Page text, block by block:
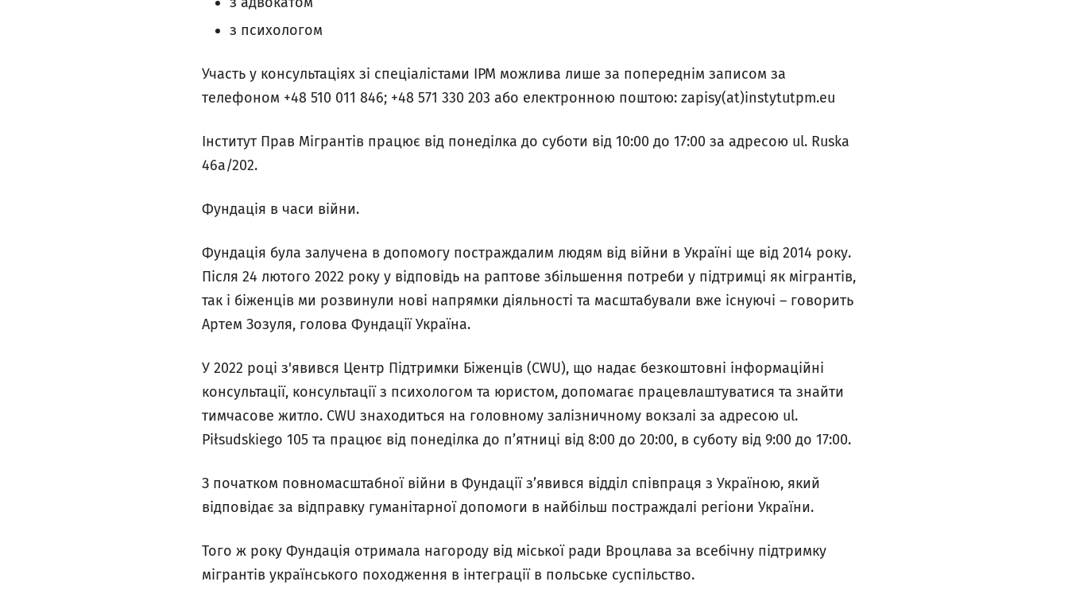
з психологом
Участь у консультаціях зі спеціалістами IPM можлива лише за попереднім записом за
телефоном +48 510 011 846; +48 571 330 203 або електронною поштою: zapisy(at)instytutpm.eu
Інститут Прав Мігрантів працює від понеділка до суботи від 10:00 до 17:00 за адресою ul. Ruska
46а/202.
Фундація в часи війни.
Фундація була залучена в допомогу постраждалим людям від війни в Україні ще від 2014 року.
Після 24 лютого 2022 року у відповідь на раптове збільшення потреби у підтримці як мігрантів,
так і біженців ми розвинули нові напрямки діяльності та масштабували вже існуючі – говорить
Артем Зозуля, голова Фундації Україна.
У 2022 році з'явився Центр Підтримки Біженців (CWU), що надає безкоштовні інформаційні
консультації, консультації з психологом та юристом, допомагає працевлаштуватися та знайти
тимчасове житло. CWU знаходиться на головному залізничному вокзалі за адресою ul.
Piłsudskiego 105 та працює від понеділка до п’ятниці від 8:00 до 20:00, в суботу від 9:00 до 17:00.
З початком повномасштабної війни в Фундації з’явився відділ співпраця з Україною, який
відповідає за відправку гуманітарної допомоги в найбільш постраждалі регіони України.
Того ж року Фундація отримала нагороду від міської ради Вроцлава за всебічну підтримку
мігрантів українського походження в інтеграції в польське суспільство.